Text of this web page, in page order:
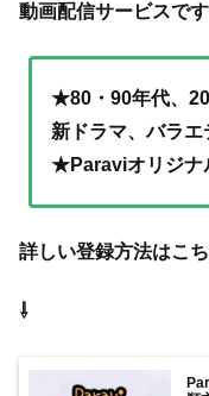
動画配信サービスです
★80・90年代、
新ドラマ、バラエ
★Paraviオリジナ
詳しい登録方法はこ
⇩